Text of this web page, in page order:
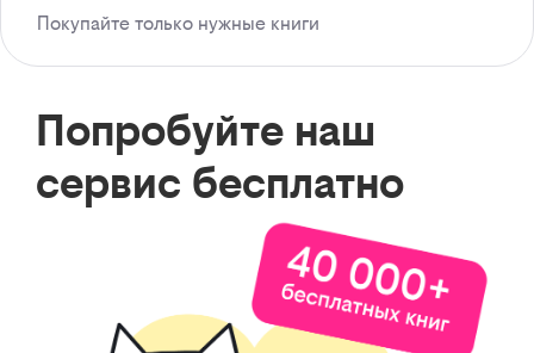
Покупайте только нужные книги
Попробуйте наш
сервис бесплатно